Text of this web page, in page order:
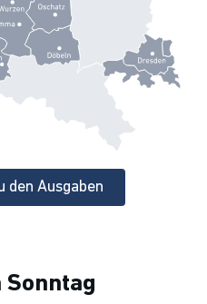
den Ausgaben
Sonntag